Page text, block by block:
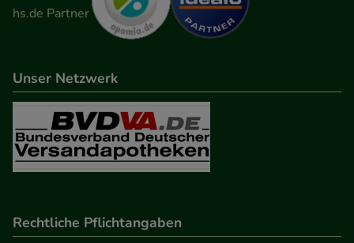
Medien übertragen werden.
Unser Netzwerk
Rechtliche Pflichtangaben